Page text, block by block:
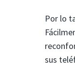
Por lo
sus